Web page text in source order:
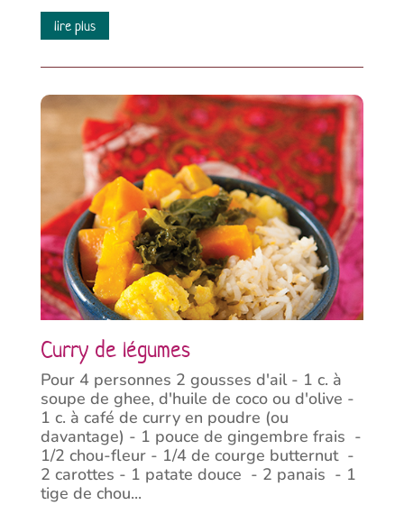
lire plus
Curry de légumes
Pour 4 personnes 2 gousses d'ail - 1 c. à
soupe de ghee, d'huile de coco ou d'olive -
1 c. à café de curry en poudre (ou
davantage) - 1 pouce de gingembre frais -
1/2 chou-fleur - 1/4 de courge butternut -
2 carottes - 1 patate douce - 2 panais - 1
tige de chou...